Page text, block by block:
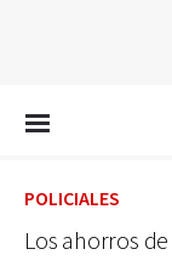
POLICIALES
Los ahorros